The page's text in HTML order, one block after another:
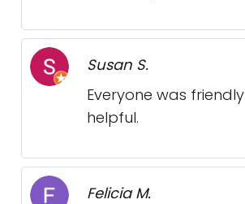
Susan S.
Everyone was
helpful.
Felicia M.